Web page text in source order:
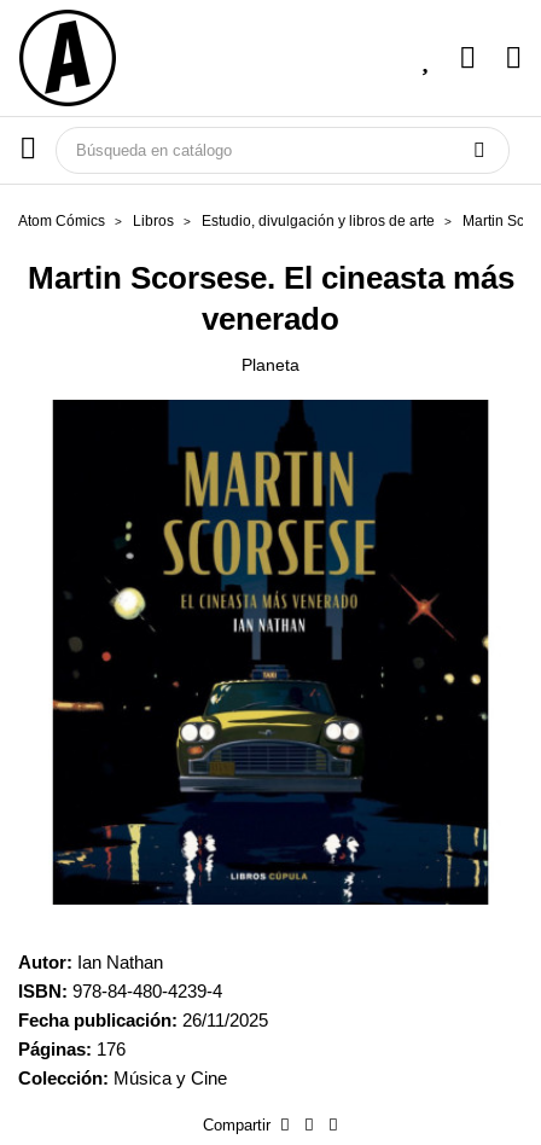
Atom Cómics Libros Estudio, divulgación y libros de arte Martin
Martin Scorsese. El cineasta más
venerado
Planeta
Autor: Ian Nathan
ISBN: 978-84-480-4239-4
Fecha publicación: 26/11/2025
Páginas: 176
Colección: Música y Cine
Compartir